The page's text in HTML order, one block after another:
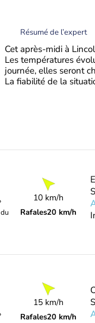
Résumé de l’expert
Cet après-midi à
Les températures
journée, elles seront
La fiabilité de la
10 km/h
Rafales20 km/h
15 km/h
Rafales20 km/h